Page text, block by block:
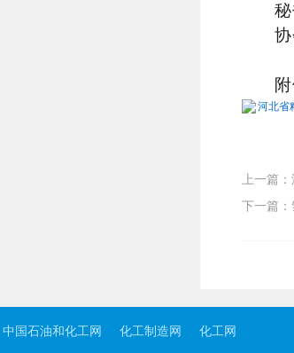
协
附
河北省
上一篇：
下一篇
中国石油和化工网 化工制造网 化工网